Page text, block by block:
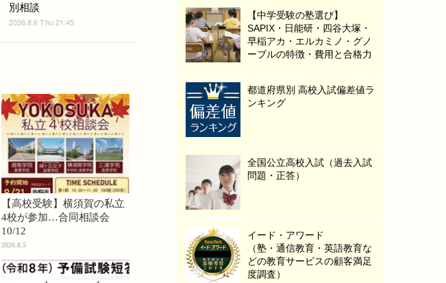
別相談
2026.8.6 Thu 21:45
【高校受験】横須賀の私立
4校が参加…合同相談会
10/12
2026.8.5
【中学受験の塾選び】
SAPIX・日能研・四谷大塚・
早稲アカ・エルカミノ・グノ
ーブルの特徴・費用と合格力
都道府県別 高校入試偏差値ラ
ンキング
全国公立高校入試（過去入試
問題・正答）
イード・アワード
（塾・通信教育・英語教育な
どの教育サービスの顧客満足
度調査）